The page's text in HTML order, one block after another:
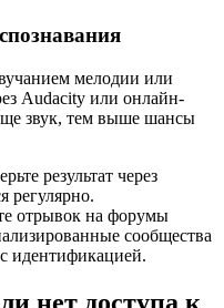
мелодии или
Audacity или онлайн-
звук, тем выше шансы
результат через
регулярно.
отрывок на форумы
сообщества
идентификацией.